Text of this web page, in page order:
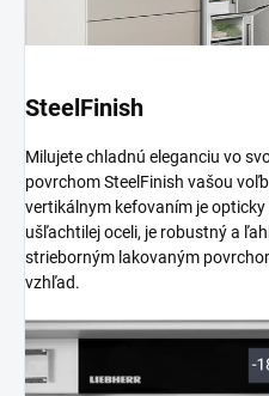
SteelFinish
Milujete chladnú eleganciu vo
povrchom SteelFinish vašou
vertikálnym kefovaním je
ušľachtilej oceli, je robustný a
strieborným lakovaným
vzhľad.